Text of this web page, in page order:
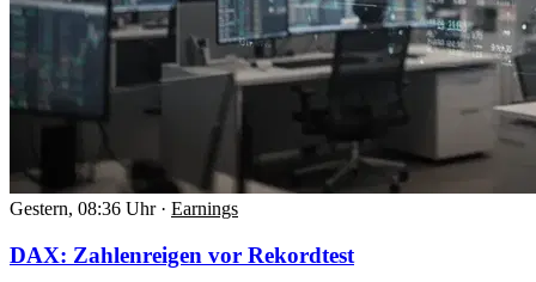
Gestern, 08:36 Uhr · Earnings
DAX: Zahlenreigen vor Rekordtest